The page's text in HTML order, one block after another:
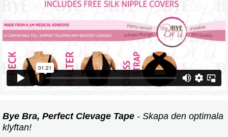
Bye Bra, Perfect Clevage Tape - Skapa den optimala
klyftan!